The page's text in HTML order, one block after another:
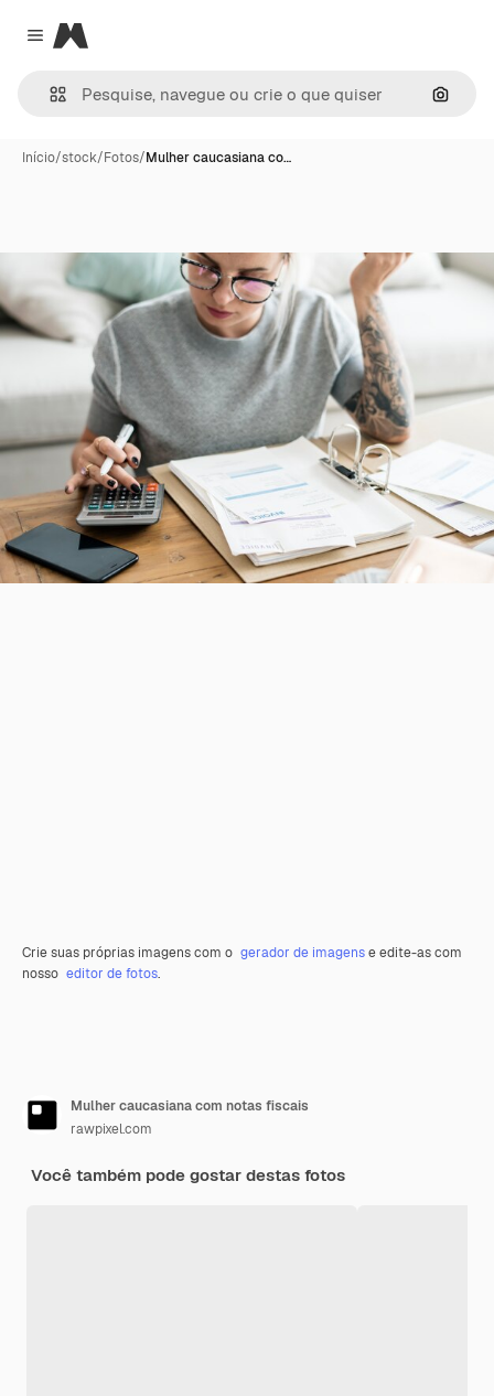
Close menu
Magnific
Início/stock/Fotos/Mulher caucasiana co…
Crie suas próprias imagens com o gerador de imagense edite-as com
nosso editor de fotos.
Mulher caucasiana com notas fiscais
rawpixel.com
Você também pode gostar destas fotos